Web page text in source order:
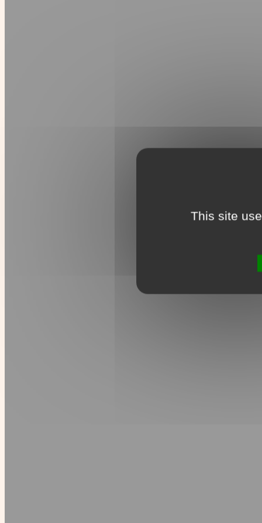
This site